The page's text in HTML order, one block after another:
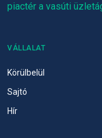
piactér a vasúti
VÁLLALAT
Körülbelül
Sajtó
Hír